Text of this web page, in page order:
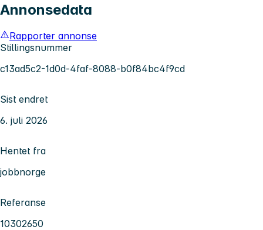
Annonsedata
Rapporter annonse
Stillingsnummer
c13ad5c2-1d0d-4faf-8088-b0f84bc4f9cd
Sist endret
6. juli 2026
Hentet fra
jobbnorge
Referanse
10302650